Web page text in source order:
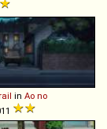
in Ao no